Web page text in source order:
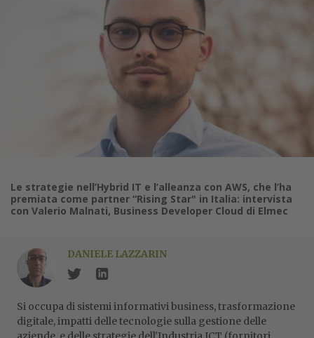
Le strategie nell’Hybrid IT e l’alleanza con AWS, che l’ha
premiata come partner “Rising Star" in Italia: intervista
con Valerio Malnati, Business Developer Cloud di Elmec
DANIELE LAZZARIN
Si occupa di sistemi informativi business, trasformazione
digitale, impatti delle tecnologie sulla gestione delle